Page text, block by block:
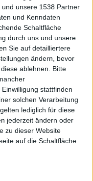
unsere 1538 Partner
und Kenndaten
Schaltfläche
durch uns und unsere
Sie auf detailliertere
ändern, bevor
ablehnen. Bitte
stattfinden
solchen Verarbeitung
lediglich für diese
jederzeit ändern oder
zu dieser Website
auf die Schaltfläche
auf
diskutabler
ein
dessen
unbalanciert
wird. Subjektiv
ganz anders
volle acht Punkte